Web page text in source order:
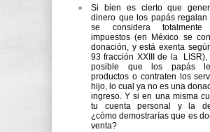
Si bien es cierto que
dinero que los papás
se considera
impuestos (en México se
donación, y está exenta
93 fracción XXIII de la LISR),
posible que los papás le
productos o contraten los
hijo, lo cual ya no es una
ingreso. Y si en una misma
tu cuenta personal y la
¿cómo demostrarías que es
venta?